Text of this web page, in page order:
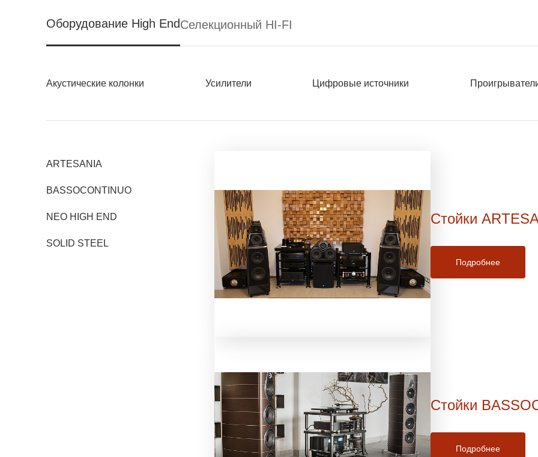
Оборудование High EndСелекционный HI-FI
Акустические колонки Усилители Цифровые источники
ARTESANIA
BASSOCONTINUO
NEO HIGH END
SOLID STEEL
Стойки
Подробнее
Стойки
Подробнее